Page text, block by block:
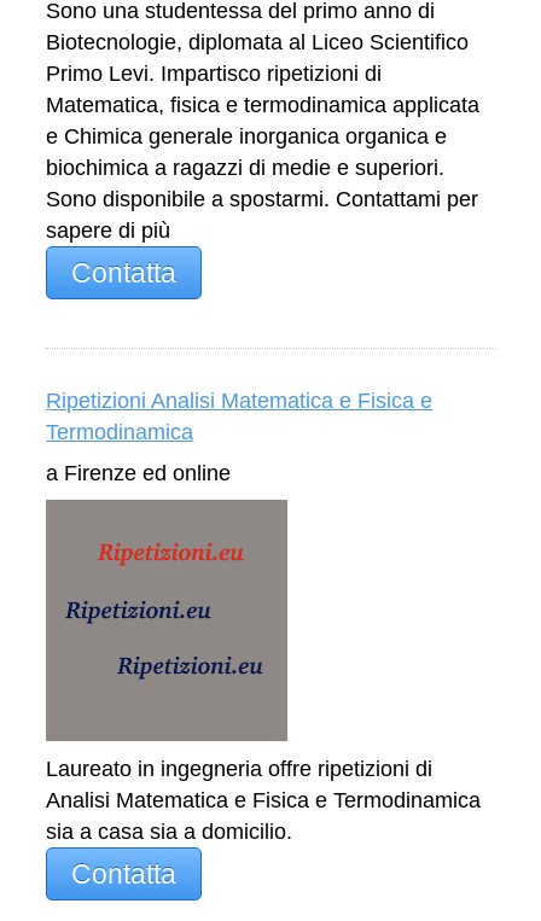
Sono una studentessa del primo anno di
Biotecnologie, diplomata al Liceo Scientifico
Primo Levi. Impartisco ripetizioni di
Matematica, fisica e termodinamica applicata
e Chimica generale inorganica organica e
biochimica a ragazzi di medie e superiori.
Sono disponibile a spostarmi. Contattami per
sapere di più
Contatta
Ripetizioni Analisi Matematica e Fisica e
Termodinamica
a Firenze ed online
Laureato in ingegneria offre ripetizioni di
Analisi Matematica e Fisica e Termodinamica
sia a casa sia a domicilio.
Contatta